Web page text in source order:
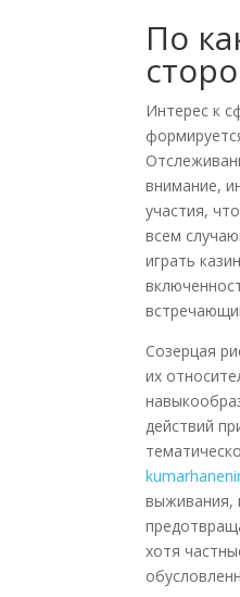
По
Интерес к
внимание,
участия,
всем
играть
Созерцая
их
действий
выживания,
хотя